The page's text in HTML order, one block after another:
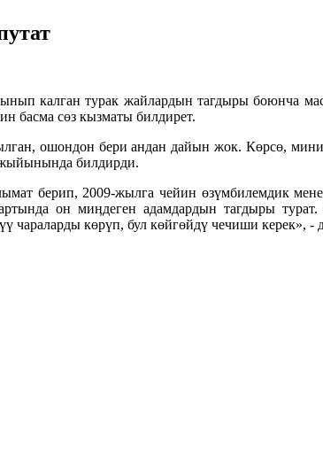
калган турак жайлардын тагдыры боюнча
басма сөз кызматы билдирет.
ошондон бери андан дайын жок. Көрсө,
билдирди.
берип, 2009-жылга чейин өзүмбилемдик
он миӊдеген адамдардын тагдыры
чараларды көрүп, бул көйгөйдү чечиши керек», -